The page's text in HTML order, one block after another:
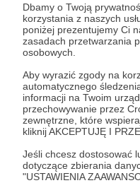
Dbamy o Twoją
korzystania z naszych
poniżej prezentujemy Ci
zasadach przetwarzania
osobowych.
Aby wyrazić zgody na
automatycznego
informacji na Twoim
przechowywanie przez
zewnętrzne, które
kliknij AKCEPTUJĘ I
Jeśli chcesz dostosować
dotyczące zbierania
"USTAWIENIA
rozpoczęliśmy nagrania
konkretnie do video z
Chcemy już pod koniec
Dziękujemy za pomoc. Pracujemy dzięki Wam i dla Was. Z
modlitwą o.Leonard & o.
pokusa bez sloganu